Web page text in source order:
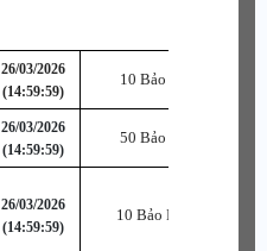
26/03/2026
(14:59:59)
10 Bảo Hạp Hỏa Thiên
26/03/2026
(14:59:59)
50 Bảo Hạp Hỏa Thiên
26/03/2026
(14:59:59)
10 Bảo Hạp Ngọc